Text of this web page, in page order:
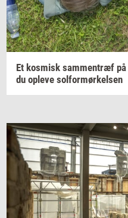
Et kos­misk sam­men­træf på
du op­le­ve sol­for­mør­kel­sen